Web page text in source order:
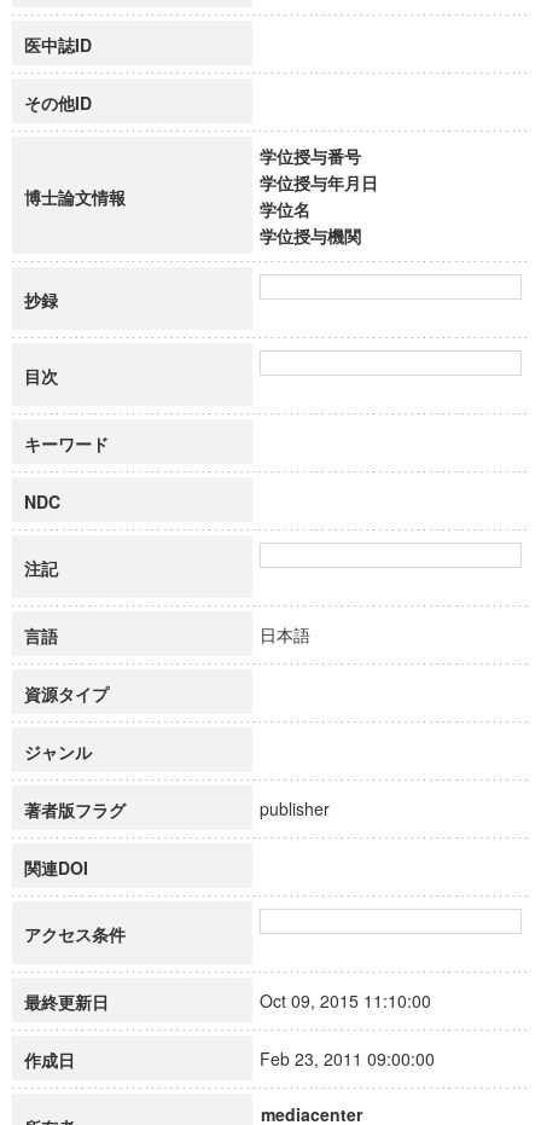
医中誌ID
その他ID
博士論文情報
学位授与番号
学位授与年月日
学位名
学位授与機関
抄録
目次
キーワード
NDC
注記
言語 日本語
資源タイプ
ジャンル
著者版フラグ publisher
関連DOI
アクセス条件
最終更新日 Oct 09, 2015 11:10:00
作成日 Feb 23, 2011 09:00:00
mediacenter